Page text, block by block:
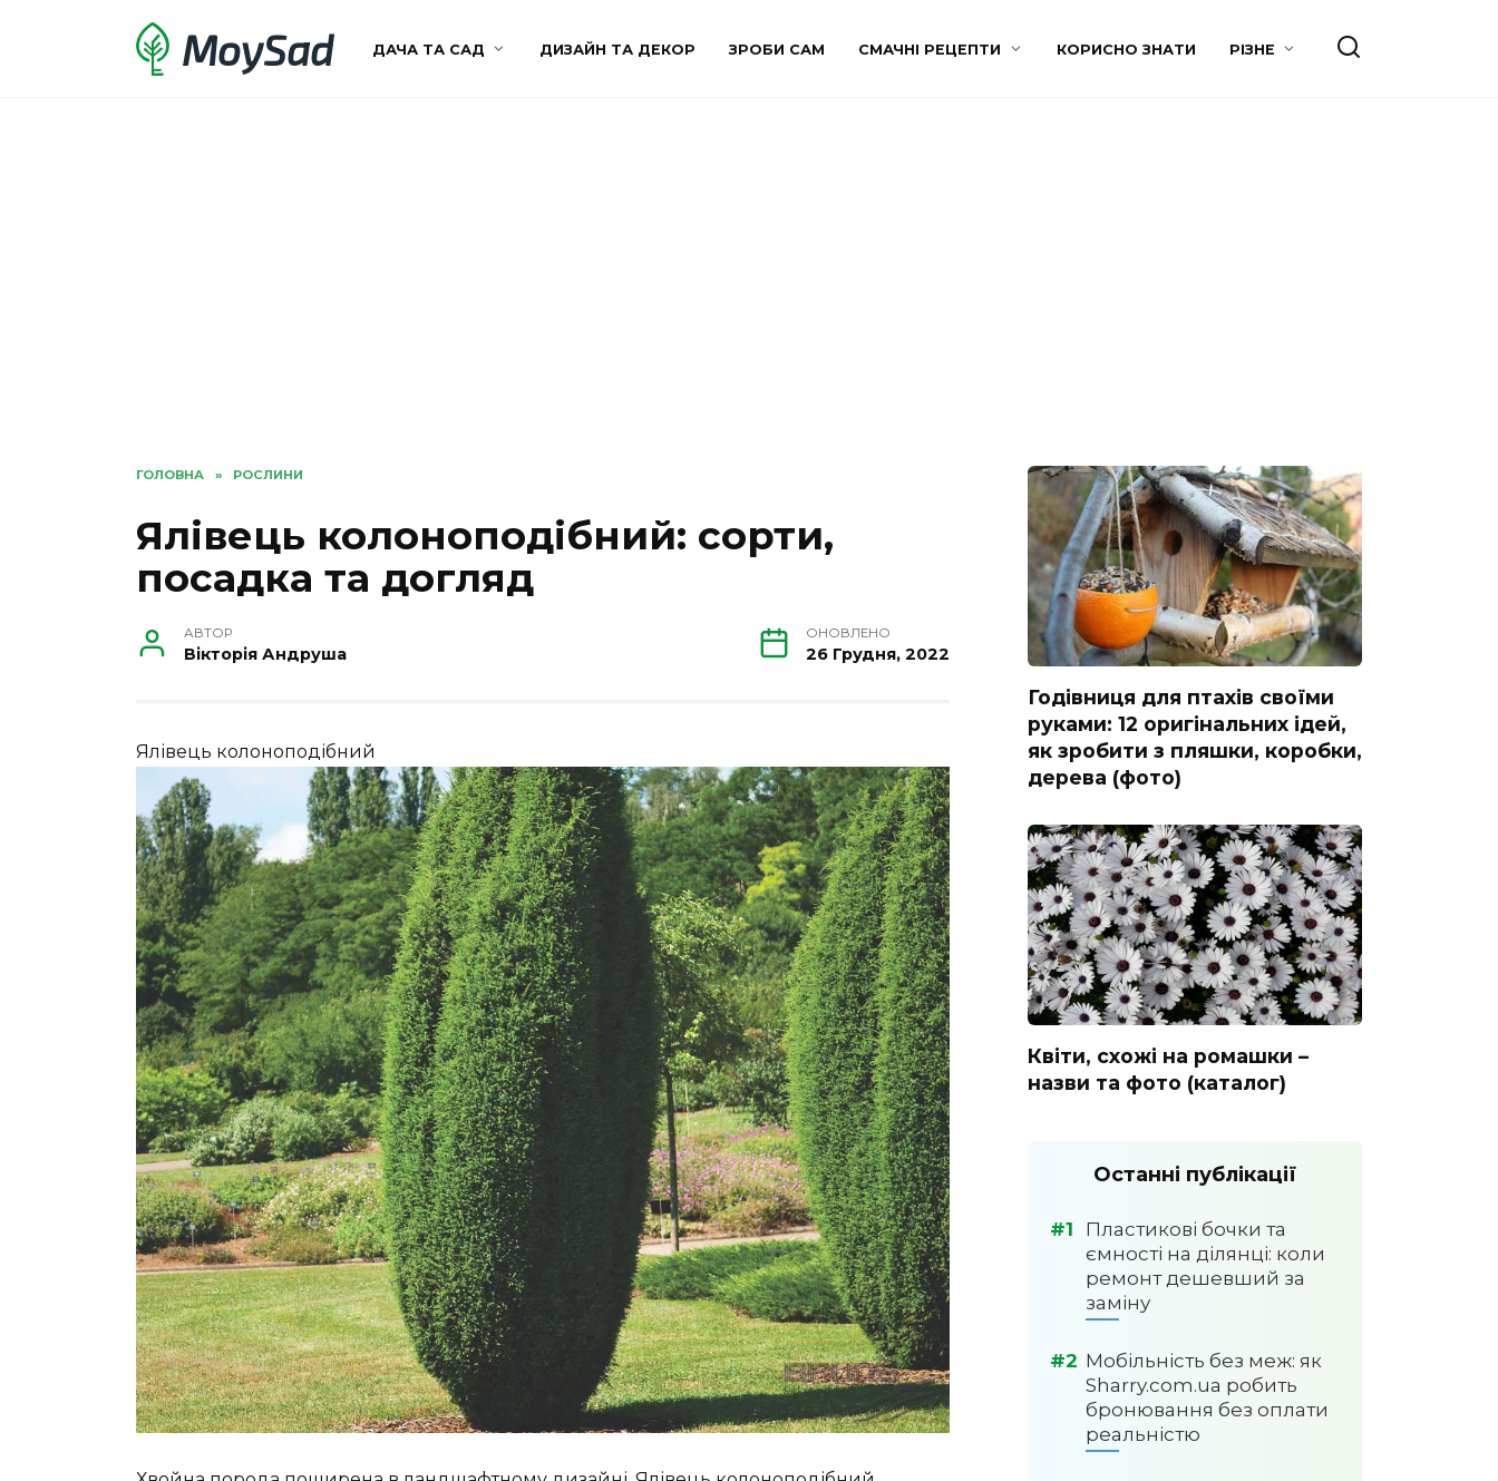
MoySad ДАЧА ТА САД ДИЗАЙН ТА ДЕКОР ЗРОБИ САМ СМАЧНІ РЕЦЕПТИ КОРИСНО ЗНАТИ РІЗНЕ
ГОЛОВНА » РОСЛИНИ
Ялівець колоноподібний: сорти,
посадка та догляд
АВТОР
Вікторія Андруша
ОНОВЛЕНО
26 Грудня, 2022
Ялівець колоноподібний
Годівниця для птахів своїми
руками: 12 оригінальних ідей,
як зробити з пляшки, коробки,
дерева (фото)
Квіти, схожі на ромашки –
назви та фото (каталог)
Останні публікації
Пластикові бочки та
ємності на ділянці: коли
ремонт дешевший за
заміну
Мобільність без меж: як
Sharry.com.ua робить
бронювання без оплати
реальністю